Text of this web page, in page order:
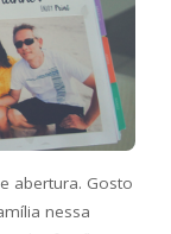
abertura. Gosto
nessa